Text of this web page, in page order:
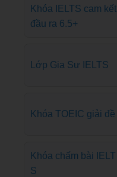
Khóa IELTS cam kết
đầu ra 6.5+
Lớp Gia Sư IELTS
Khóa TOEIC giải đề
Khóa chấm bài IELT
S